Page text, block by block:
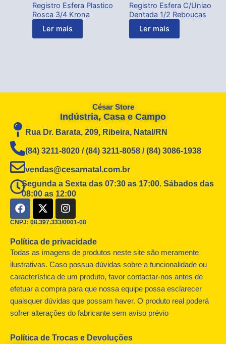
Registro Esfera Plastico
Rosca 3/4 Krona
Ler mais
Registro Esfera C/Uniao
Dentada 1/2 Reboucas
Ler mais
César Store
Indústria, Casa e Campo
Rua Dr. Barata, 209, Ribeira, Natal/RN
(84) 3211-8020 / (84) 3211-8058 / (84) 3086-1938
vendas@cesarnatal.com.br
Segunda a Sexta das 07:30 as 17:00. Sábados das
08:00 as 12:00
F
a
c
b
o
o
k
X
-
t
i
t
t
e
I
n
s
a
g
r
a
CNPJ: 08.397.333/0001-08
Política de privacidade
Todas as imagens de produtos neste site são meramente
ilustrativas. Caso possua dúvidas sobre a funcionalidade ou
característica de um produto, favor contactar-nos antes de
efetuar a compra para que nossa equipe possa esclarecer
quaisquer dúvidas que possam haver. O produto real poderá
sofrer alterações do fabricante sem aviso prévio
Política de Trocas e Devoluções